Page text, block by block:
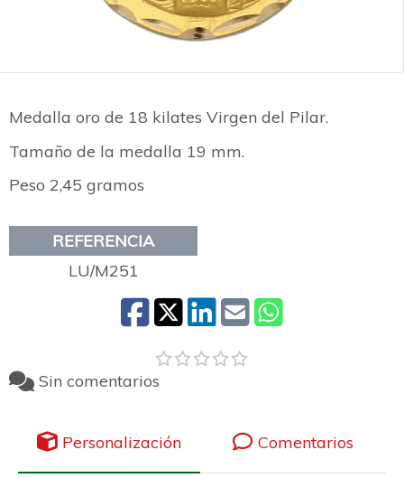
Medalla oro de 18 kilates Virgen del Pilar.
Tamaño de la medalla 19 mm.
Peso 2,45 gramos
REFERENCIA
LU/M251
Sin comentarios
Personalización Comentarios